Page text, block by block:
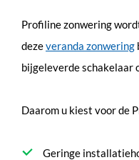
Profiline zonwering
dezeveranda zonwering
bijgeleverde schakelaar
Daarom u kiest voor de
Geringe